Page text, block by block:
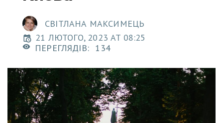
СВІТЛАНА МАКСИМЕЦЬ
21 ЛЮТОГО, 2023 AT 08:25
ПЕРЕГЛЯДІВ: 134